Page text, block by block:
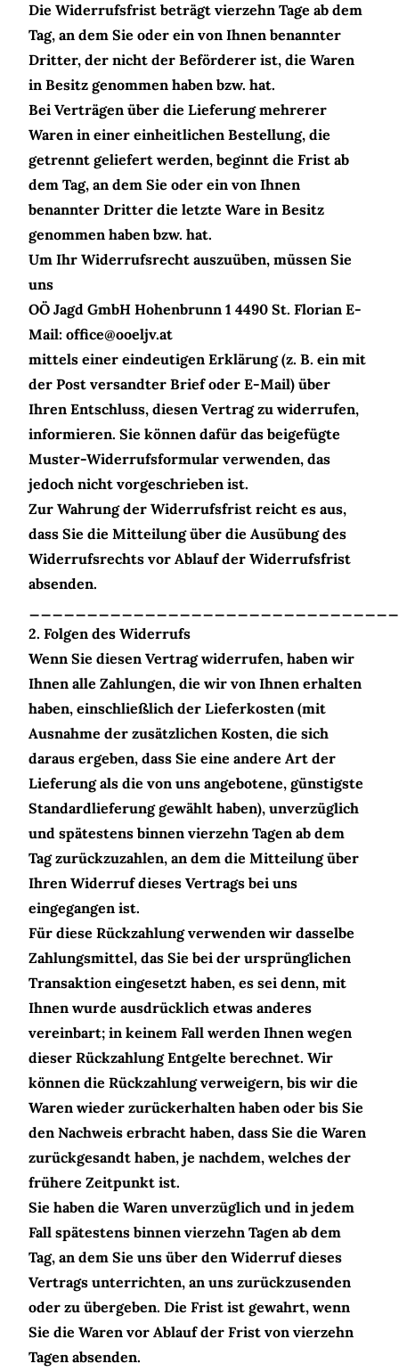
Die Widerrufsfrist beträgt vierzehn Tage ab dem
Tag, an dem Sie oder ein von Ihnen benannter
Dritter, der nicht der Beförderer ist, die Waren
in Besitz genommen haben bzw. hat.
Bei Verträgen über die Lieferung mehrerer
Waren in einer einheitlichen Bestellung, die
getrennt geliefert werden, beginnt die Frist ab
dem Tag, an dem Sie oder ein von Ihnen
benannter Dritter die letzte Ware in Besitz
genommen haben bzw. hat.
Um Ihr Widerrufsrecht auszuüben, müssen Sie
uns
OÖ Jagd GmbH Hohenbrunn 1 4490 St. Florian E-
Mail: office@ooeljv.at
mittels einer eindeutigen Erklärung (z. B. ein mit
der Post versandter Brief oder E-Mail) über
Ihren Entschluss, diesen Vertrag zu widerrufen,
informieren. Sie können dafür das beigefügte
Muster-Widerrufsformular verwenden, das
jedoch nicht vorgeschrieben ist.
Zur Wahrung der Widerrufsfrist reicht es aus,
dass Sie die Mitteilung über die Ausübung des
Widerrufsrechts vor Ablauf der Widerrufsfrist
absenden.
2. Folgen des Widerrufs
Wenn Sie diesen Vertrag widerrufen, haben wir
Ihnen alle Zahlungen, die wir von Ihnen erhalten
haben, einschließlich der Lieferkosten (mit
Ausnahme der zusätzlichen Kosten, die sich
daraus ergeben, dass Sie eine andere Art der
Lieferung als die von uns angebotene, günstigste
Standardlieferung gewählt haben), unverzüglich
und spätestens binnen vierzehn Tagen ab dem
Tag zurückzuzahlen, an dem die Mitteilung über
Ihren Widerruf dieses Vertrags bei uns
eingegangen ist.
Für diese Rückzahlung verwenden wir dasselbe
Zahlungsmittel, das Sie bei der ursprünglichen
Transaktion eingesetzt haben, es sei denn, mit
Ihnen wurde ausdrücklich etwas anderes
vereinbart; in keinem Fall werden Ihnen wegen
dieser Rückzahlung Entgelte berechnet. Wir
können die Rückzahlung verweigern, bis wir die
Waren wieder zurückerhalten haben oder bis Sie
den Nachweis erbracht haben, dass Sie die Waren
zurückgesandt haben, je nachdem, welches der
frühere Zeitpunkt ist.
Sie haben die Waren unverzüglich und in jedem
Fall spätestens binnen vierzehn Tagen ab dem
Tag, an dem Sie uns über den Widerruf dieses
Vertrags unterrichten, an uns zurückzusenden
oder zu übergeben. Die Frist ist gewahrt, wenn
Sie die Waren vor Ablauf der Frist von vierzehn
Tagen absenden.